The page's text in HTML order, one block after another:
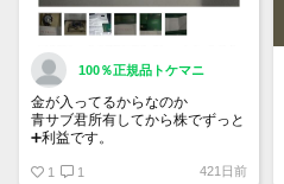
100％正規品トケマニ
金が入ってるからなのか
青サブ君所有してから株でずっと
➕利益です。
銘柄番号7932 ニッピ
1 1 421日前